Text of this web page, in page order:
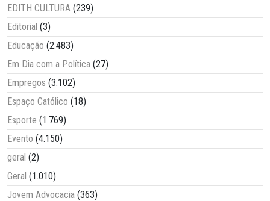
EDITH CULTURA (239)
Editorial (3)
Educação (2.483)
Em Dia com a Política (27)
Empregos (3.102)
Espaço Católico (18)
Esporte (1.769)
Evento (4.150)
geral (2)
Geral (1.010)
Jovem Advocacia (363)